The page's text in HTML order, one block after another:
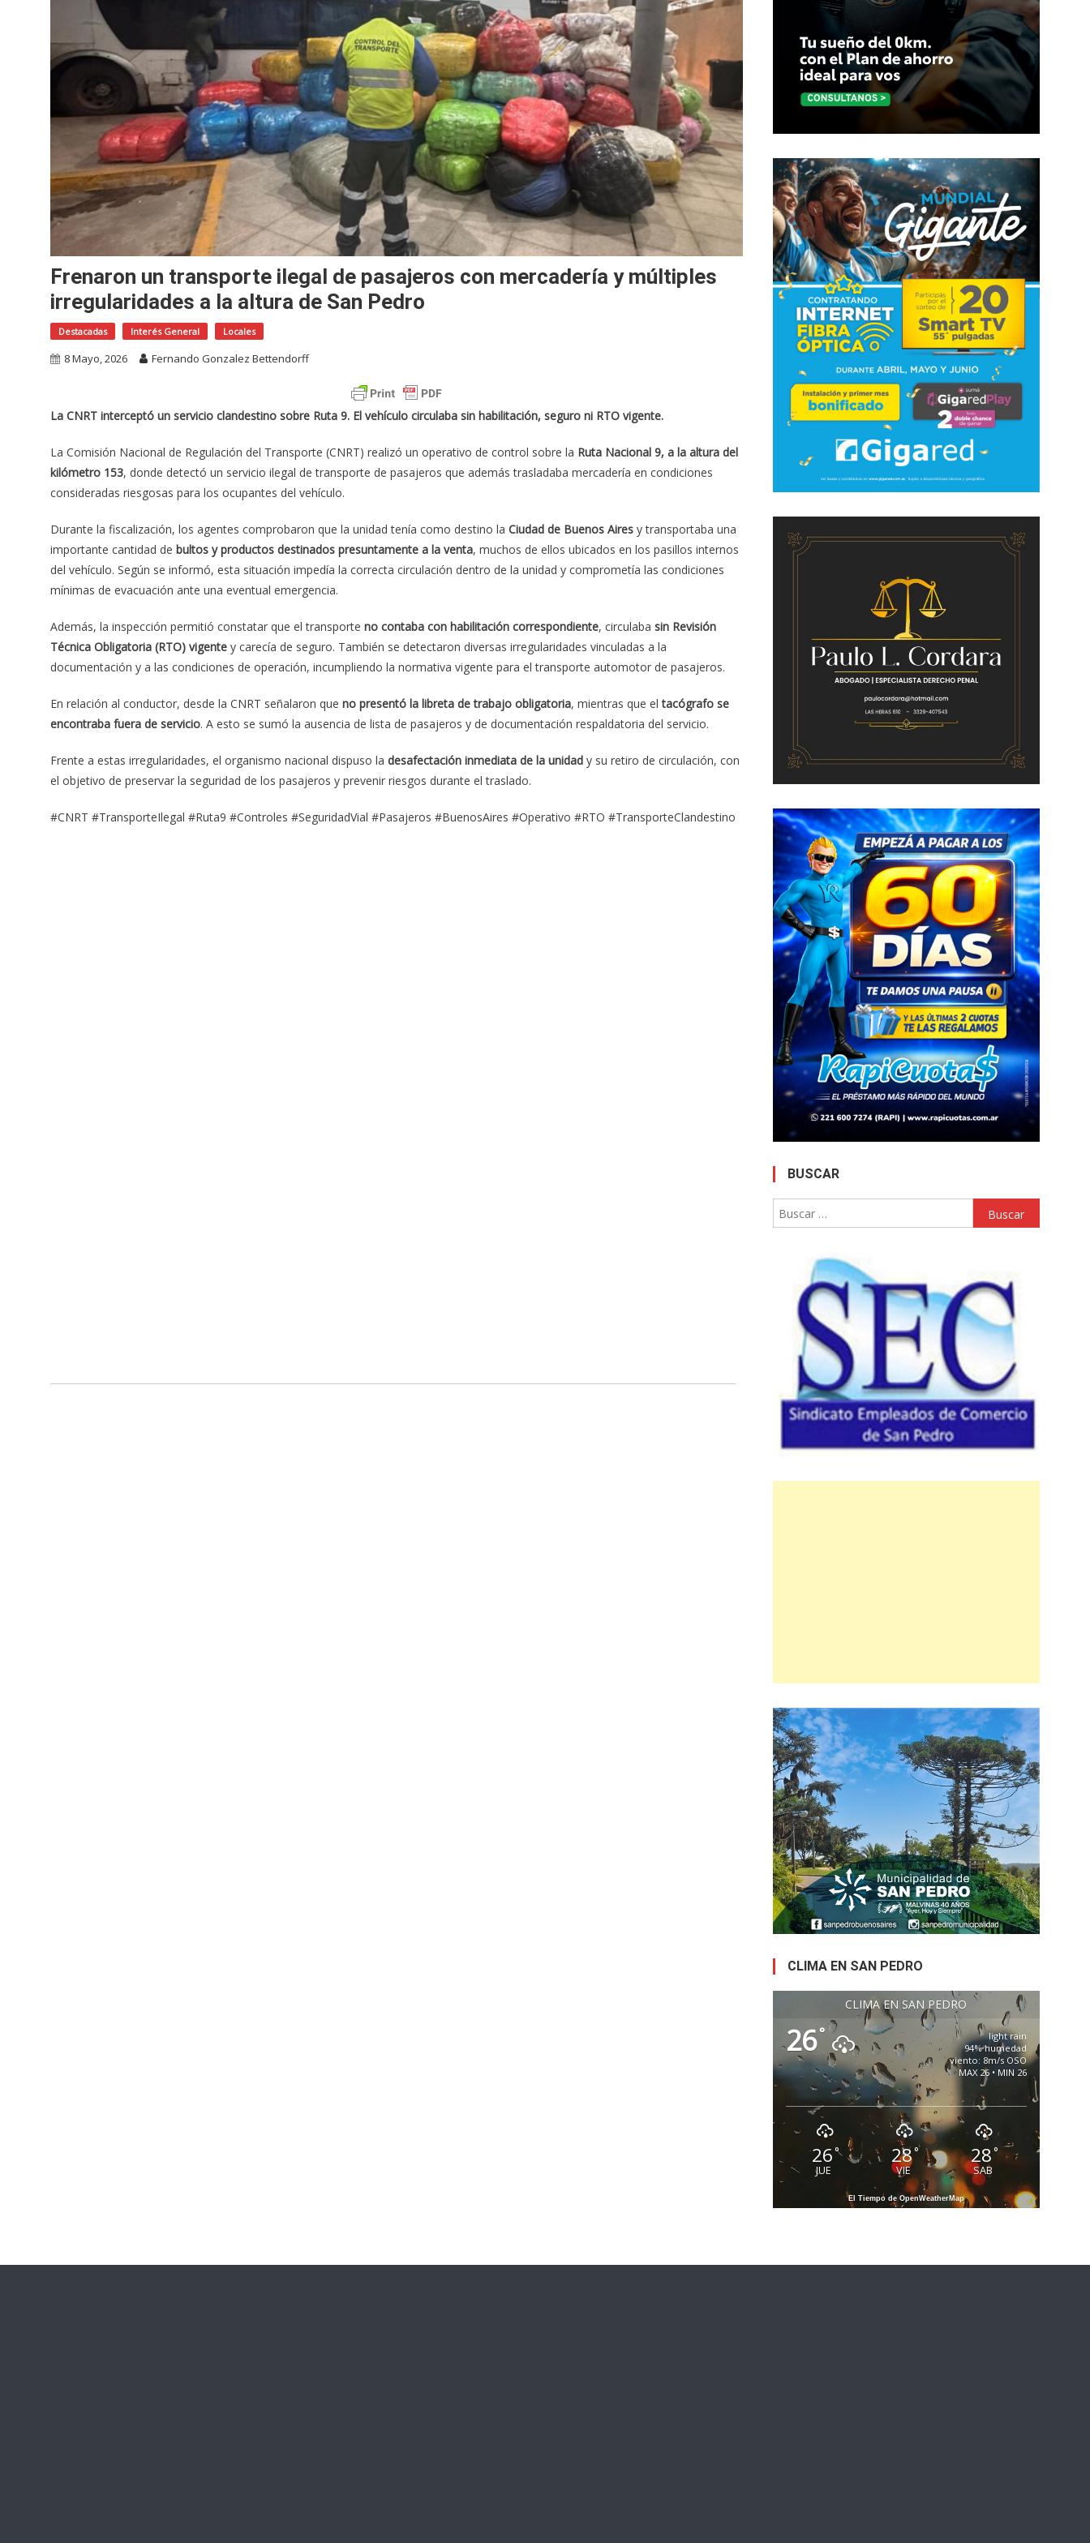
Frenaron un transporte ilegal de pasajeros con mercadería y múltiples
irregularidades a la altura de San Pedro
Destacadas Interés General Locales
8 Mayo, 2026 Fernando Gonzalez Bettendorff
La CNRT interceptó un servicio clandestino sobre Ruta 9. El vehículo circulaba sin habilitación, seguro ni RTO vigente.
La Comisión Nacional de Regulación del Transporte (CNRT) realizó un operativo de control sobre la Ruta Nacional 9, a la altura del
kilómetro 153, donde detectó un servicio ilegal de transporte de pasajeros que además trasladaba mercadería en condiciones
consideradas riesgosas para los ocupantes del vehículo.
Durante la fiscalización, los agentes comprobaron que la unidad tenía como destino la Ciudad de Buenos Aires y transportaba una
importante cantidad de bultos y productos destinados presuntamente a la venta, muchos de ellos ubicados en los pasillos internos
del vehículo. Según se informó, esta situación impedía la correcta circulación dentro de la unidad y comprometía las condiciones
mínimas de evacuación ante una eventual emergencia.
Además, la inspección permitió constatar que el transporte no contaba con habilitación correspondiente, circulaba sin Revisión
Técnica Obligatoria (RTO) vigente y carecía de seguro. También se detectaron diversas irregularidades vinculadas a la
documentación y a las condiciones de operación, incumpliendo la normativa vigente para el transporte automotor de pasajeros.
En relación al conductor, desde la CNRT señalaron que no presentó la libreta de trabajo obligatoria, mientras que eltacógrafo se
encontraba fuera de servicio. A esto se sumó la ausencia de lista de pasajeros y de documentación respaldatoria del servicio.
Frente a estas irregularidades, el organismo nacional dispuso la desafectación inmediata de la unidad y su retiro de circulación, con
el objetivo de preservar la seguridad de los pasajeros y prevenir riesgos durante el traslado.
#CNRT #TransporteIlegal #Ruta9 #Controles #SeguridadVial #Pasajeros #BuenosAires #Operativo #RTO #TransporteClandestino
BUSCAR
Buscar:
CLIMA EN SAN PEDRO
CLIMA EN SAN PEDRO
26°
light rain
94% humedad
viento: 8m/s OSO
MAX 26 • MIN 26
26°
JUE
28°
VIE
28°
SAB
El Tiempo de OpenWeatherMap